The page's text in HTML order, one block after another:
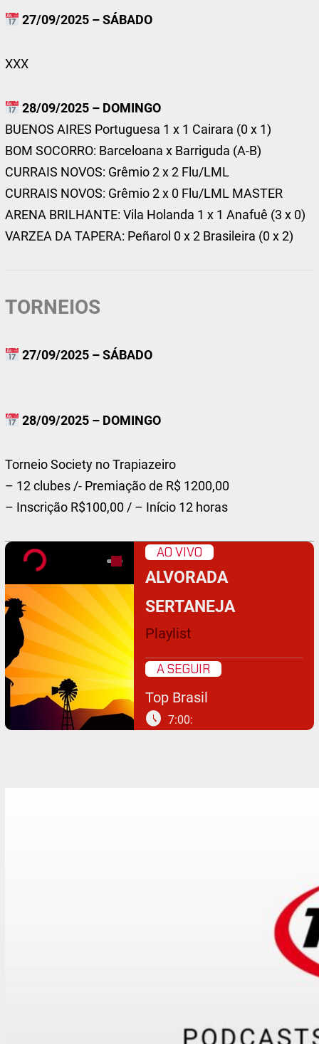
27/09/2025 – SÁBADO
XXX
28/09/2025 – DOMINGO
BUENOS AIRES Portuguesa 1 x 1 Cairara (0 x 1)
BOM SOCORRO: Barceloana x Barriguda (A-B)
CURRAIS NOVOS: Grêmio 2 x 2 Flu/LML
CURRAIS NOVOS: Grêmio 2 x 0 Flu/LML MASTER
ARENA BRILHANTE: Vila Holanda 1 x 1 Anafuê (3 x 0)
VARZEA DA TAPERA: Peñarol 0 x 2 Brasileira (0 x 2)
TORNEIOS
27/09/2025 – SÁBADO
28/09/2025 – DOMINGO
Torneio Society no Trapiazeiro
– 12 clubes /- Premiação de R$ 1200,00
– Inscrição R$100,00 / – Início 12 horas
AO VIVO
ALVORADA
SERTANEJA
Playlist
A SEGUIR
Top Brasil
schedule 7:00: